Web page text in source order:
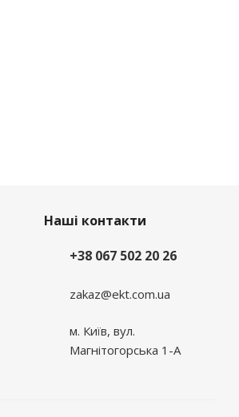
Наші контакти
+38 067 502 20 26
zakaz@ekt.com.ua
м. Київ, вул.
Магнітогорська 1-А